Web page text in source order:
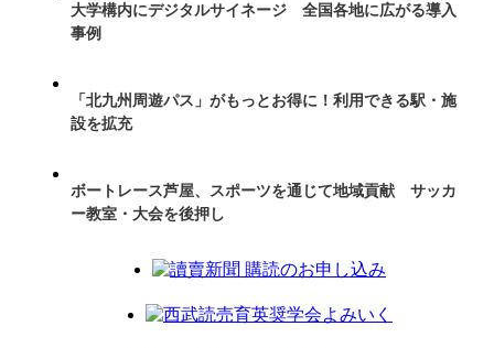
大学構内にデジタルサイネージ 全国各地に広がる導入
事例
「北九州周遊パス」がもっとお得に！利用できる駅・施
設を拡充
ボートレース芦屋、スポーツを通じて地域貢献 サッカ
ー教室・大会を後押し